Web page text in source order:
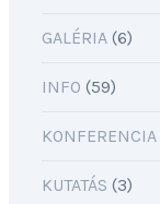
GALÉRIA (6)
INFO (59)
KONFERENCIA
KUTATÁS (3)